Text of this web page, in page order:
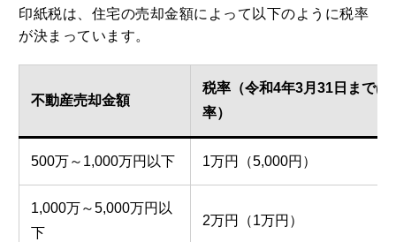
印紙税は、住宅の売却金額によって以下のように税率
が決まっています。
不動産売却金額
税率（令和4年3月31日までは
率）
500万～1,000万円以下 1万円（5,000円）
1,000万～5,000万円以
下
2万円（1万円）